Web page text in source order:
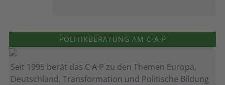
POLITIKBERATUNG AM C·A·P
Seit 1995 berät das C·A·P zu den Themen Europa,
Deutschland, Transformation und Politische Bildung